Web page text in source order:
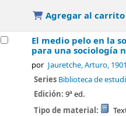
Agregar al carrito
El medio pelo en la
para una sociología
por Jauretche, Arturo,
Series Biblioteca de
Edición:9ª ed.
Tipo de material: